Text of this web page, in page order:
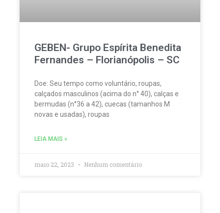
GEBEN- Grupo Espírita Benedita
Fernandes – Florianópolis – SC
Doe: Seu tempo como voluntário, roupas,
calçados masculinos (acima do n° 40), calças e
bermudas (n°36 a 42), cuecas (tamanhos M
novas e usadas), roupas
LEIA MAIS »
maio 22, 2023 Nenhum comentário